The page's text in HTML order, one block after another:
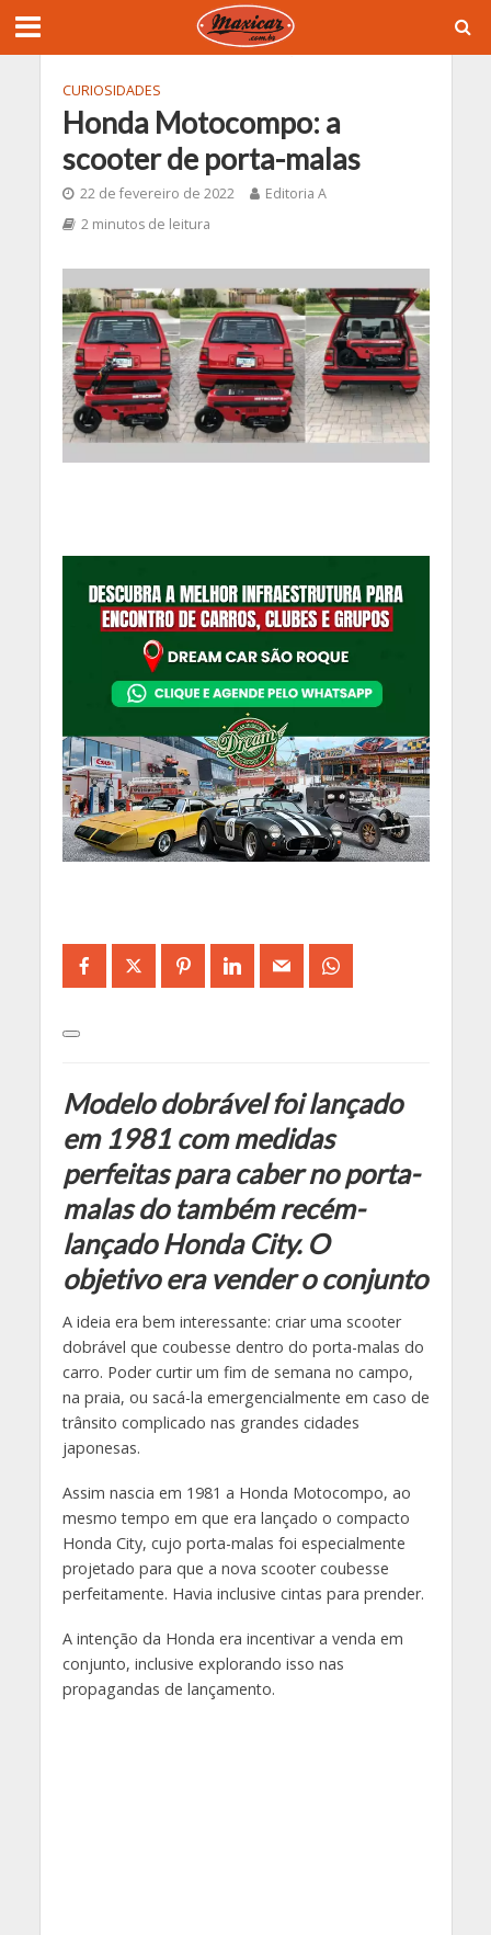
CURIOSIDADES
Honda Motocompo: a
scooter de porta-malas
22 de fevereiro de 2022
Editoria A
2 minutos de leitura
Modelo dobrável foi lançado
em 1981 com medidas
perfeitas para caber no porta-
malas do também recém-
lançado Honda City. O
objetivo era vender o conjunto
A ideia era bem interessante: criar uma scooter
dobrável que coubesse dentro do porta-malas do
carro. Poder curtir um fim de semana no campo,
na praia, ou sacá-la emergencialmente em caso de
trânsito complicado nas grandes cidades
japonesas.
Assim nascia em 1981 a Honda Motocompo, ao
mesmo tempo em que era lançado o compacto
Honda City, cujo porta-malas foi especialmente
projetado para que a nova scooter coubesse
perfeitamente. Havia inclusive cintas para prender.
A intenção da Honda era incentivar a venda em
conjunto, inclusive explorando isso nas
propagandas de lançamento.